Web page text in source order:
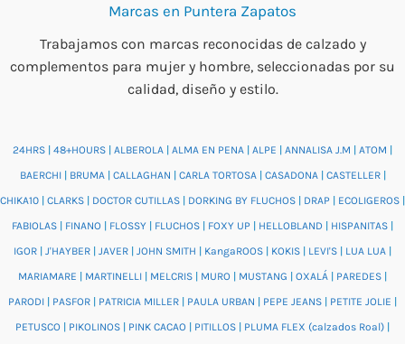
Marcas en Puntera Zapatos
Trabajamos con marcas reconocidas de calzado y
complementos para mujer y hombre, seleccionadas por su
calidad, diseño y estilo.
24HRS | 48+HOURS | ALBEROLA | ALMA EN PENA | ALPE | ANNALISA J.M | ATOM |
BAERCHI| BRUMA | CALLAGHAN | CARLA TORTOSA | CASADONA | CASTELLER|
CHIKA10 | CLARKS | DOCTOR CUTILLAS | DORKING BY FLUCHOS | DRAP | ECOLIGEROS |
FABIOLAS | FINANO | FLOSSY | FLUCHOS | FOXY UP | HELLOBLAND | HISPANITAS |
IGOR | J'HAYBER | JAVER | JOHN SMITH | KangaROOS | KOKIS | LEVI'S | LUA LUA |
MARIAMARE | MARTINELLI | MELCRIS | MURO | MUSTANG | OXALÁ | PAREDES |
PARODI | PASFOR | PATRICIA MILLER | PAULA URBAN | PEPE JEANS | PETITE JOLIE |
PETUSCO | PIKOLINOS | PINK CACAO | PITILLOS | PLUMA FLEX (calzados Roal) |